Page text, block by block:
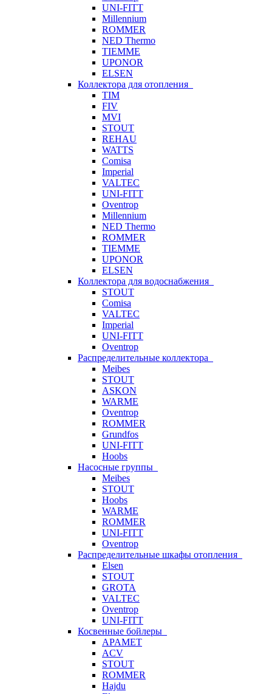
UNI-FITT
Millennium
ROMMER
NED Thermo
TIEMME
UPONOR
ELSEN
Коллектора для отопления
TIM
FIV
MVI
STOUT
REHAU
WATTS
Comisa
Imperial
VALTEC
UNI-FITT
Oventrop
Millennium
NED Thermo
ROMMER
TIEMME
UPONOR
ELSEN
Коллектора для водоснабжения
STOUT
Comisa
VALTEC
Imperial
UNI-FITT
Oventrop
Распределительные коллектора
Meibes
STOUT
ASKON
WARME
Oventrop
ROMMER
Grundfos
UNI-FITT
Hoobs
Насосные группы
Meibes
STOUT
Hoobs
WARME
ROMMER
UNI-FITT
Oventrop
Распределительные шкафы отопления
Elsen
STOUT
GROTA
VALTEC
Oventrop
UNI-FITT
Косвенные бойлеры
APAMET
ACV
STOUT
ROMMER
Hajdu